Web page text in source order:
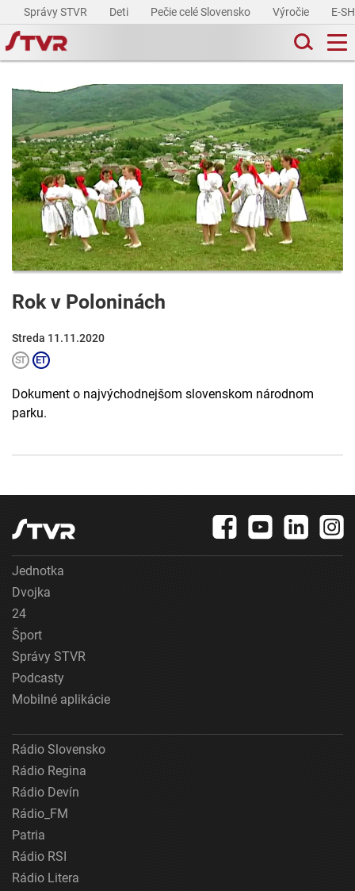
Správy STVR Deti Pečie celé Slovensko Výročie E-
Rok v Poloninách
Streda 11.11.2020
Dokument o najvýchodnejšom slovenskom národnom
parku.
Jednotka
Dvojka
24
Šport
Správy STVR
Podcasty
Mobilné aplikácie
Rádio Slovensko
Rádio Regina
Rádio Devín
Rádio_FM
Patria
Rádio RSI
Rádio Litera